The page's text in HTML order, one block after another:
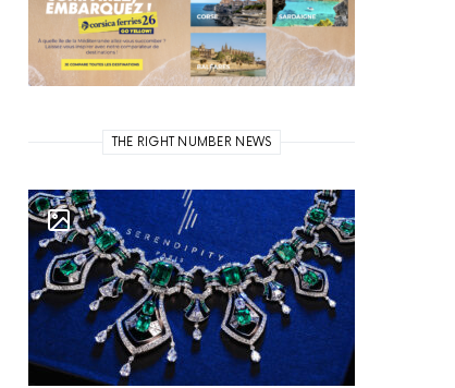
THE RIGHT NUMBER NEWS